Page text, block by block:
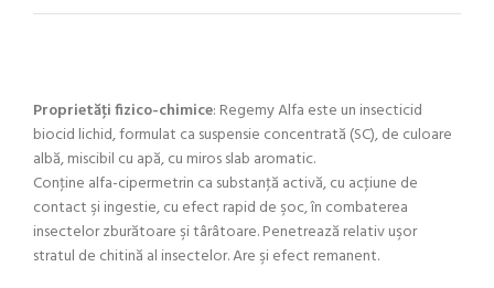
Proprietăţi fizico-chimice: Regemy Alfa este un insecticid
biocid lichid, formulat ca suspensie concentrată (SC), de culoare
albă, miscibil cu apă, cu miros slab aromatic.
Conţine alfa-cipermetrin ca substanţă activă, cu acţiune de
contact şi ingestie, cu efect rapid de şoc, în combaterea
insectelor zburătoare şi târâtoare. Penetrează relativ uşor
stratul de chitină al insectelor. Are şi efect remanent.